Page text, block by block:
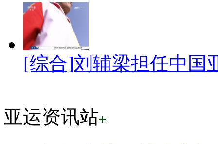
[综合]刘辅梁担任中国
亚运资讯站